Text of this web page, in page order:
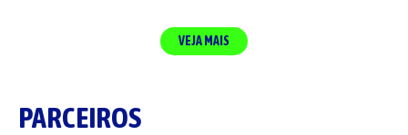
VEJA MAIS
PARCEIROS